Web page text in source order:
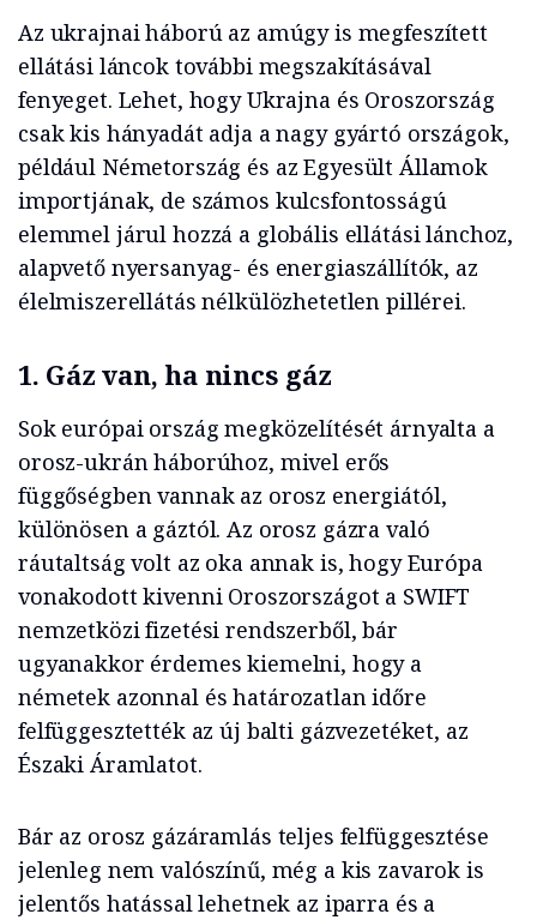
Az ukrajnai háború az amúgy is megfeszített
ellátási láncok további megszakításával
fenyeget. Lehet, hogy Ukrajna és Oroszország
csak kis hányadát adja a nagy gyártó országok,
például Németország és az Egyesült Államok
importjának, de számos kulcsfontosságú
elemmel járul hozzá a globális ellátási lánchoz,
alapvető nyersanyag- és energiaszállítók, az
élelmiszerellátás nélkülözhetetlen pillérei.
1. Gáz van, ha nincs gáz
Sok európai ország megközelítését árnyalta a
orosz-ukrán háborúhoz, mivel erős
függőségben vannak az orosz energiától,
különösen a gáztól. Az orosz gázra való
ráutaltság volt az oka annak is, hogy Európa
vonakodott kivenni Oroszországot a SWIFT
nemzetközi fizetési rendszerből, bár
ugyanakkor érdemes kiemelni, hogy a
németek azonnal és határozatlan időre
felfüggesztették az új balti gázvezetéket, az
Északi Áramlatot.
Bár az orosz gázáramlás teljes felfüggesztése
jelenleg nem valószínű, még a kis zavarok is
jelentős hatással lehetnek az iparra és a